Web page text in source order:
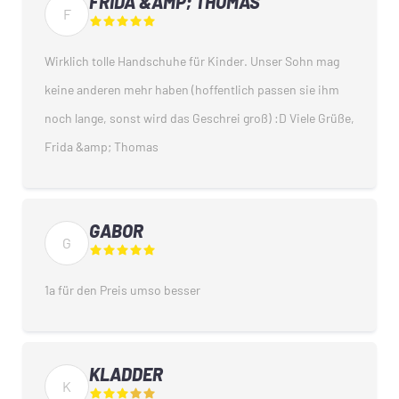
F
Wirklich tolle Handschuhe für Kinder. Unser Sohn mag
keine anderen mehr haben (hoffentlich passen sie ihm
noch lange, sonst wird das Geschrei groß) :D Viele Grüße,
Frida &amp; Thomas
G
GABOR
1a für den Preis umso besser
K
KLADDER